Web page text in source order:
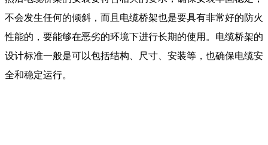
不会发生任何的倾斜，而且电缆桥架也是要具有非常好的防火
性能的，要能够在恶劣的环境下进行长期的使用。电缆桥架的
设计标准一般是可以包括结构、尺寸、安装等，也确保电缆安
全和稳定运行。